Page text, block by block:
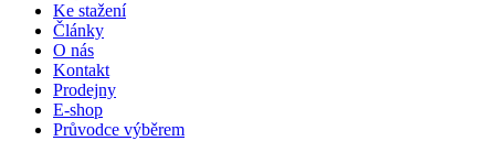
Ke stažení
Články
O nás
Kontakt
Prodejny
E-shop
Průvodce výběrem